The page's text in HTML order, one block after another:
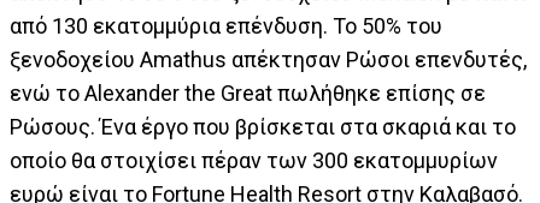
από 130 εκατομμύρια επένδυση. Το 50% του
ξενοδοχείου Amathus απέκτησαν Ρώσοι επενδυτές,
ενώ το Alexander the Great πωλήθηκε επίσης σε
Ρώσους. Ένα έργο που βρίσκεται στα σκαριά και το
οποίο θα στοιχίσει πέραν των 300 εκατομμυρίων
ευρώ είναι το Fortune Health Resort στην Καλαβασό.